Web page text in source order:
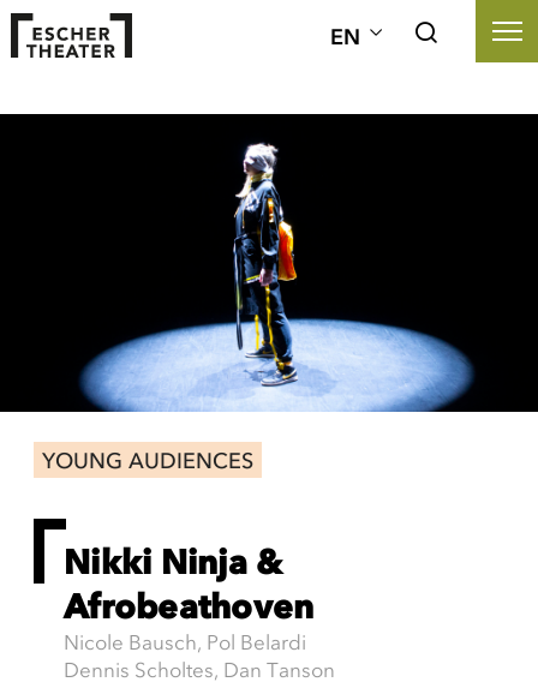
EN
YOUNG AUDIENCES
Nikki Ninja &
Afrobeathoven
Nicole Bausch, Pol Belardi
Dennis Scholtes, Dan Tanson